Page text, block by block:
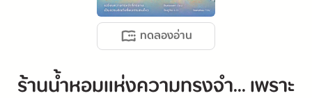
ทดลองอ่าน
ร้านน้ำหอมแห่งความทรงจำ... เพราะ